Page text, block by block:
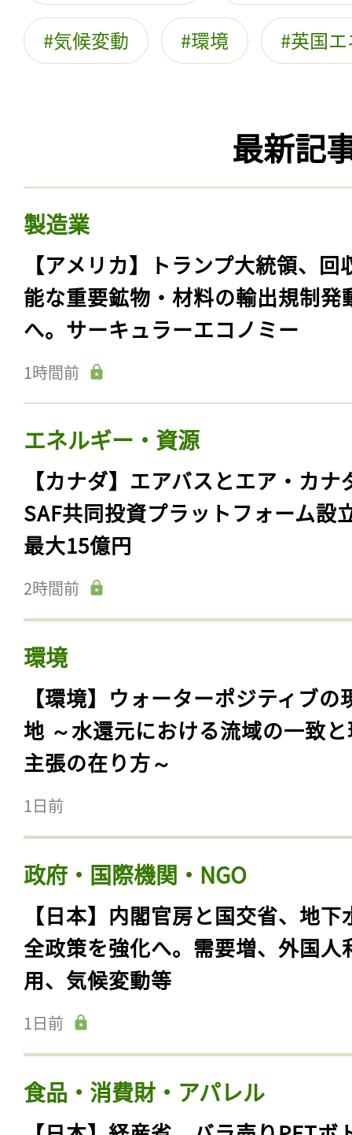
気候変動 環境 英国
最新記
製造業
【アメリカ】トランプ大統領、回
能な重要鉱物・材料の輸出規制発
へ。サーキュラーエコノミー
1時間前
エネルギー・資源
【カナダ】エアバスとエア・カナ
SAF共同投資プラットフォーム設
最大15億円
2時間前
環境
【環境】ウォーターポジティブの
地 ～水還元における流域の一致
主張の在り方～
1日前
政府・国際機関・NGO
【日本】内閣官房と国交省、地下
全政策を強化へ。需要増、外国人
用、気候変動等
1日前
食品・消費財・アパレル